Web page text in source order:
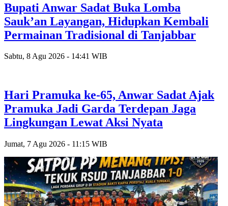
Bupati Anwar Sadat Buka Lomba
Sauk’an Layangan, Hidupkan Kembali
Permainan Tradisional di Tanjabbar
Sabtu, 8 Agu 2026 - 14:41 WIB
Hari Pramuka ke-65, Anwar Sadat Ajak
Pramuka Jadi Garda Terdepan Jaga
Lingkungan Lewat Aksi Nyata
Jumat, 7 Agu 2026 - 11:15 WIB